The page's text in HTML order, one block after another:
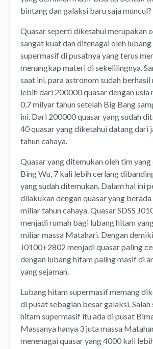
bintang dan galaksi baru saja muncul?
Quasar seperti diketahui merupakan
sangat kuat dan ditenagai oleh
supermasif di pusatnya yang terus
menangkap materi di sekelilingnya.
saat ini, para astronom sudah berhasil
lebih dari 200000 quasar dengan usia
0,7 milyar tahun setelah Big Bang
ini. Dari 200000 quasar yang sudah
40 quasar yang diketahui datang dari
tahun cahaya.
Quasar yang ditemukan oleh tim
Bing Wu, 7 kali lebih cerlang
yang sudah ditemukan. Dalam hal ini
dilakukan dengan quasar yang
miliar tahun cahaya. Quasar SDSS
menjadi rumah bagi lubang hitam
miliar massa Matahari. Dengan
J0100+2802 menjadi quasar paling
dengan lubang hitam paling masif di
yang sejaman.
Lubang hitam supermasif memang
di pusat sebagian besar galaksi.
hitam supermasif itu ada di pusat
Massanya hanya 3 juta massa
menenagai quasar yang 4000 kali